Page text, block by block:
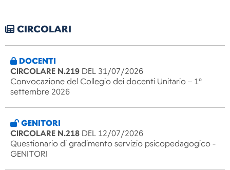
CIRCOLARI
DOCENTI
CIRCOLARE N.219 DEL 31/07/2026
Convocazione del Collegio dei docenti Unitario – 1°
settembre 2026
GENITORI
CIRCOLARE N.218 DEL 12/07/2026
Questionario di gradimento servizio psicopedagogico -
GENITORI